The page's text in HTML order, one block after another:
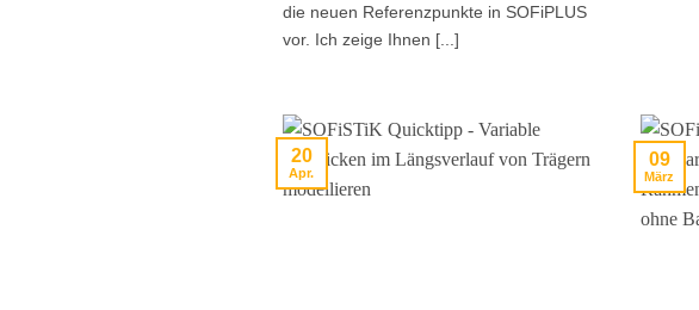
die neuen Referenzpunkte in SOFiPLUS
vor. Ich zeige Ihnen [...]
20
Apr.
09
März